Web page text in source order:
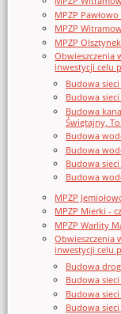
MPZP Pawłowo
MPZP
MPZP
Obwieszczenia
inwestycji celu
Budowa
Budowa
Budowa
Świętajny,
Budowa
Budowa
Budowa
Budowa
MPZP
MPZP Mierki -
MPZP Warlity
Obwieszczenia
inwestycji celu
Budowa
Budowa
Budowa
Budowa